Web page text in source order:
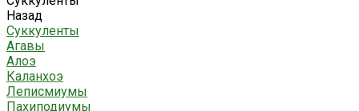
Назад
Суккуленты
Агавы
Алоэ
Каланхоэ
Леписмиумы
Пахиподиумы